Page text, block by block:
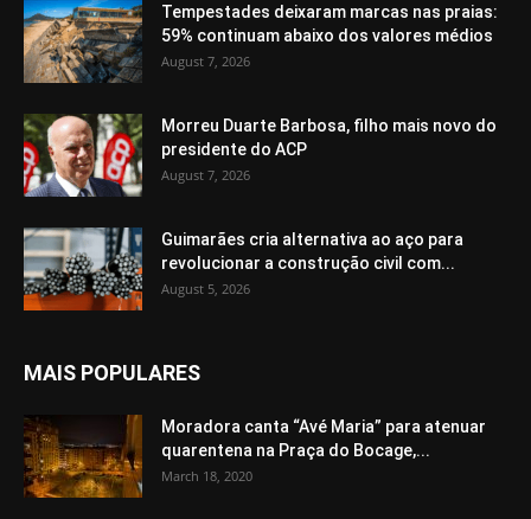
Tempestades deixaram marcas nas praias:
59% continuam abaixo dos valores médios
August 7, 2026
Morreu Duarte Barbosa, filho mais novo do
presidente do ACP
August 7, 2026
Guimarães cria alternativa ao aço para
revolucionar a construção civil com...
August 5, 2026
MAIS POPULARES
Moradora canta “Avé Maria” para atenuar
quarentena na Praça do Bocage,...
March 18, 2020